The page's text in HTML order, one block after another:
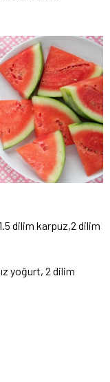
dilim karpuz,2 dilim
yoğurt, 2 dilim